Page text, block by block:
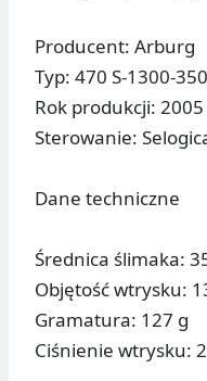
Producent: Arburg
Typ: 470 S-1300-350
Rok produkcji: 2005
Sterowanie:
Dane techniczne
Średnica ślimaka:
Objętość wtrysku:
Gramatura: 127 g
Ciśnienie wtrysku: